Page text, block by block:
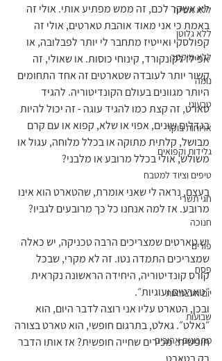
ללא אפייה
ללא גלוטן
ללא מיקסר
נומה
טבעוני
ארוחות בוקר
גלידות וקפואים
טיפים וציוד למטבח
חגי תשרי
חנוכה
פורים
פסח
יום העצמאות
שבועות
מתכונים אהובים
לא אשקר לכם, זה ממש מפתיע אותי. אולי זה
באמת כי אני מאוד אוהבת טארטים, אולי זה
קפולסקי ואייטיז מתחבר לי יותר לפבלובה, או
אפילו לקונקורד, קינוחי כוסות. או שאולי, זה
קשור יותר לעובדה שטארטים זה אחד התחומים
היותר מגוונים בעולם הקונדיטוריה. להגיד
טארט, זה קצת כמו להגיד עוגה - זה יכול להיות
בגדלים שונים, אפוי או שלא, קפוא או עם קרם
מבושל, קלתית מתוקה או בכלל מלוחה, עגול או
משולש, אולי בכלל מרובע או מלבני?
בעצם, נראה לי שאני אומרת, שהטארט הוא אינו
מרובע. אז למה אנחנו כל כך מרובעים לגביו?
יש טארטים שמצריכים הרבה טכניקה, יש כאלה
שמצריכים התמדה נטו. זה לא מקרי, שבכל
קורס קונדיטוריה, היחידה הראשונה נקראית
״טארטים ועוגיות״.
ובכן, הטארט עליו אני רוצה לדבר היום, הוא
״גאלט״. גאלט, בתרגום חופשי, הוא טארט בצורה
חופשית. מכירים שחייה חופשית? אז אותו הדבר